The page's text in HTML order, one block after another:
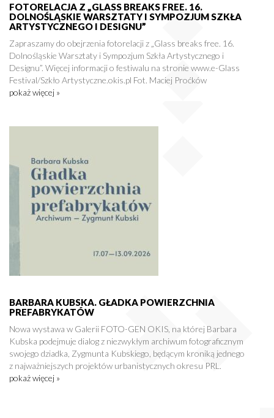
FOTORELACJA Z „GLASS BREAKS FREE. 16.
DOLNOŚLĄSKIE WARSZTATY I SYMPOZJUM SZKŁA
ARTYSTYCZNEGO I DESIGNU”
Zapraszamy do obejrzenia fotorelacji z „Glass breaks free. 16.
Dolnośląskie Warsztaty i Sympozjum Szkła Artystycznego i
Designu”. Więcej informacji o festiwalu na stronie www.e-Glass
Festival/Szkło Artystyczne.okis.pl Fot. Maciej Proćków
pokaż więcej »
BARBARA KUBSKA. GŁADKA POWIERZCHNIA
PREFABRYKATÓW
Nowa wystawa w Galerii FOTO-GEN OKIS, na której Barbara
Kubska podejmuje dialog z niezwykłym archiwum fotograficznym
swojego dziadka, Zygmunta Kubskiego, będącym kroniką jednego
z najważniejszych projektów urbanistycznych okresu PRL.
pokaż więcej »